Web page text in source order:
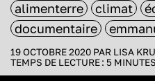
alimenterre climat
documentaire
19 OCTOBRE 2020 PAR LISA
TEMPS DE LECTURE : 5 MINUTES